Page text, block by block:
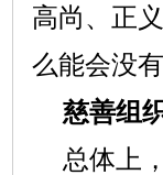
高尚、正
么能会没
慈善组
总体上，